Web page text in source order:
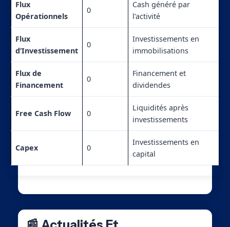
Flux
Opérationnels
0
Cash généré par
l’activité
Flux
d’Investissement
0
Investissements en
immobilisations
Flux de
Financement
0
Financement et
dividendes
Free Cash Flow 0
Liquidités après
investissements
Capex 0
Investissements en
capital